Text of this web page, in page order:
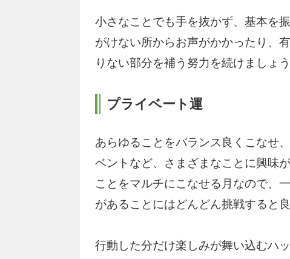
小さなことでも手を抜かず、基本を
がけない所からお声がかかったり、
りない部分を補う努力を続けましょう
プライベート運
あらゆることをバランス良くこなせ
ベントなど、さまざまなことに興味
ことをマルチにこなせる月なので、
があることにはどんどん挑戦すると良
行動した分だけ楽しみが舞い込むハ